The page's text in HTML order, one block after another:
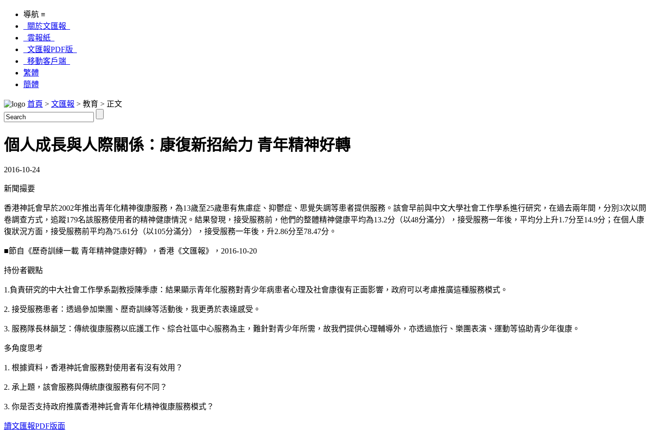
導航 ≡
關於文匯報
雲報紙
文匯報PDF版
移動客戶端
繁體
簡體
首頁 > 文匯報 > 教育 > 正文
個人成長與人際關係：康復新招給力 青年精神好轉
2016-10-24
新聞撮要
香港神託會早於2002年推出青年化精神復康服務，為13歲至25歲患有焦慮症、抑鬱症、思覺失調等患者提供服務。該會早前與中文大學社會工作學系進行研究，在過去兩年間，分別3次以問
卷調查方式，追蹤179名該服務使用者的精神健康情況。結果發現，接受服務前，他們的整體精神健康平均為13.2分（以48分滿分），接受服務一年後，平均分上升1.7分至14.9分；在個人康
復狀況方面，接受服務前平均為75.61分（以105分滿分），接受服務一年後，升2.86分至78.47分。
■節自《歷奇訓練一載 青年精神健康好轉》，香港《文匯報》，2016-10-20
持份者觀點
1.負責研究的中大社會工作學系副教授陳季康：結果顯示青年化服務對青少年病患者心理及社會康復有正面影響，政府可以考慮推廣這種服務模式。
2. 接受服務患者：透過參加樂團、歷奇訓練等活動後，我更勇於表達感受。
3. 服務隊長林韻芝：傳統復康服務以庇護工作、綜合社區中心服務為主，難針對青少年所需，故我們提供心理輔導外，亦透過旅行、樂團表演、運動等協助青少年復康。
多角度思考
1. 根據資料，香港神託會服務對使用者有沒有效用？
2. 承上題，該會服務與傳統康復服務有何不同？
3. 你是否支持政府推廣香港神託會青年化精神復康服務模式？
讀文匯報PDF版面